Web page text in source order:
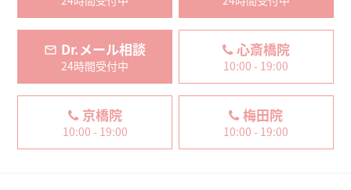
Dr.メール相談
24時間受付中
心斎橋院
10:00 - 19:00
京橋院
10:00 - 19:00
梅田院
10:00 - 19:00